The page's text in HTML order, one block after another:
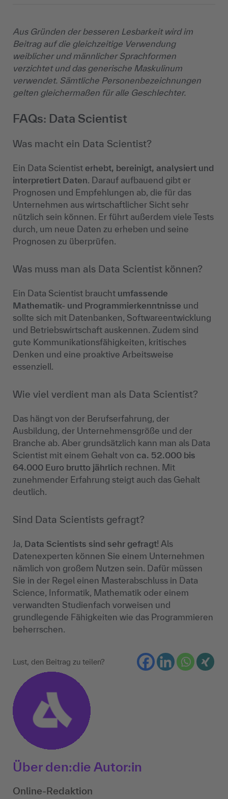
Aus Gründen der besseren Lesbarkeit wird im
Beitrag auf die gleichzeitige Verwendung
weiblicher und männlicher Sprachformen
verzichtet und das generische Maskulinum
verwendet. Sämtliche Personenbezeichnungen
gelten gleichermaßen für alle Geschlechter.
FAQs: Data Scientist
Was macht ein Data Scientist?
Ein Data Scientist erhebt, bereinigt, analysiert und
interpretiert Daten. Darauf aufbauend gibt er
Prognosen und Empfehlungen ab, die für das
Unternehmen aus wirtschaftlicher Sicht sehr
nützlich sein können. Er führt außerdem viele Tests
durch, um neue Daten zu erheben und seine
Prognosen zu überprüfen.
Was muss man als Data Scientist können?
Ein Data Scientist braucht umfassende
Mathematik- und Programmierkenntnisse und
sollte sich mit Datenbanken, Softwareentwicklung
und Betriebswirtschaft auskennen. Zudem sind
gute Kommunikationsfähigkeiten, kritisches
Denken und eine proaktive Arbeitsweise
essenziell.
Wie viel verdient man als Data Scientist?
Das hängt von der Berufserfahrung, der
Ausbildung, der Unternehmensgröße und der
Branche ab. Aber grundsätzlich kann man als Data
Scientist mit einem Gehalt von ca. 52.000 bis
64.000 Euro brutto jährlich rechnen. Mit
zunehmender Erfahrung steigt auch das Gehalt
deutlich.
Sind Data Scientists gefragt?
Ja, Data Scientists sind sehr gefragt! Als
Datenexperten können Sie einem Unternehmen
nämlich von großem Nutzen sein. Dafür müssen
Sie in der Regel einen Masterabschluss in Data
Science, Informatik, Mathematik oder einem
verwandten Studienfach vorweisen und
grundlegende Fähigkeiten wie das Programmieren
beherrschen.
Lust, den Beitrag zu teilen?
Über den:die Autor:in
Online-Redaktion